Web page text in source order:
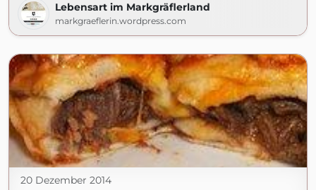
Lebensart im Markgräflerland
markgraeflerin.wordpress.com
20 Dezember 2014